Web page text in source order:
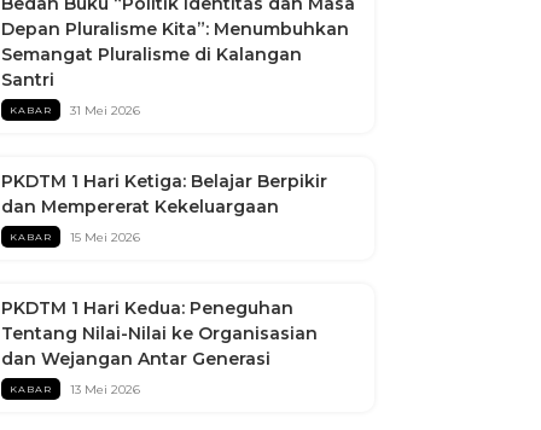
Depan Pluralisme Kita”: Menumbuhkan
Semangat Pluralisme di Kalangan
Santri
KABAR 31 Mei 2026
PKDTM 1 Hari Ketiga: Belajar Berpikir
dan Mempererat Kekeluargaan
KABAR 15 Mei 2026
PKDTM 1 Hari Kedua: Peneguhan
Tentang Nilai-Nilai ke Organisasian
dan Wejangan Antar Generasi
KABAR 13 Mei 2026